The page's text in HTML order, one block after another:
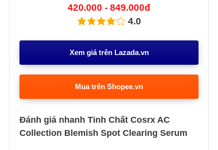
420.000 - 849.000đ
4.0
Xem giá trên Lazada.vn
Mua trên Shopee.vn
Đánh giá nhanh Tinh Chất Cosrx AC
Collection Blemish Spot Clearing Serum